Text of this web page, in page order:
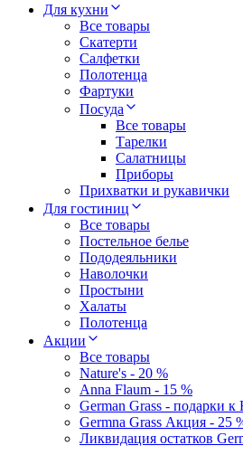
Для кухни
Все товары
Скатерти
Салфетки
Полотенца
Фартуки
Посуда
Все товары
Тарелки
Салатницы
Приборы
Прихватки и рукавички
Для гостиниц
Все товары
Постельное белье
Пододеяльники
Наволочки
Простыни
Халаты
Полотенца
Акции
Все товары
Nature's - 20 %
Anna Flaum - 15 %
German Grass - подарки
Germna Grass Акция - 25
Ликвидация остатков